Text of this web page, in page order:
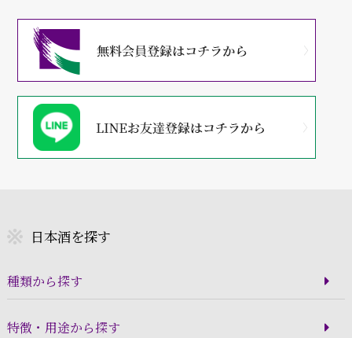
日本酒を探す
種類から探す
特徴・用途から探す